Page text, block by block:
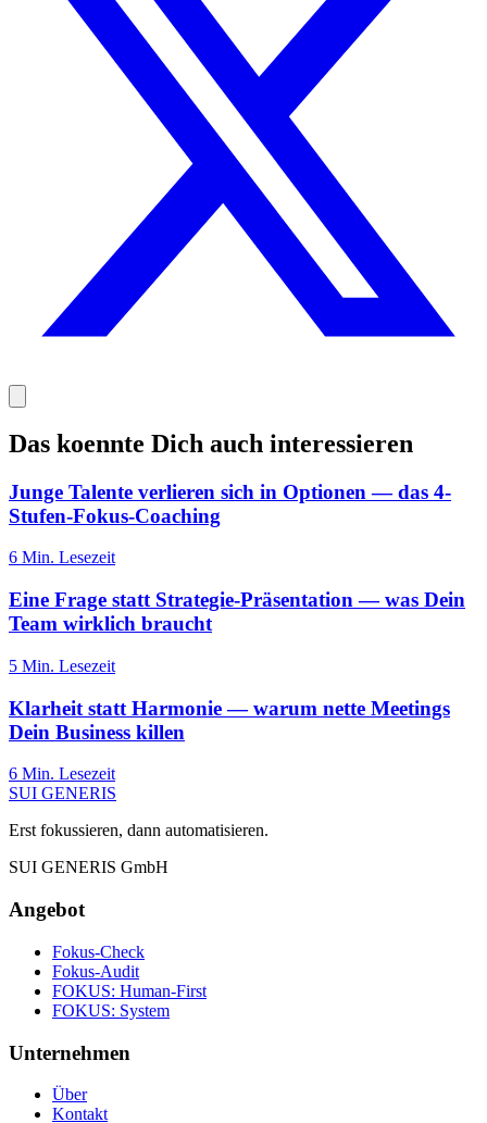
Das koennte Dich auch interessieren
Junge Talente verlieren sich in Optionen — das 4-
Stufen-Fokus-Coaching
6 Min. Lesezeit
Eine Frage statt Strategie-Präsentation — was Dein
Team wirklich braucht
5 Min. Lesezeit
Klarheit statt Harmonie — warum nette Meetings
Dein Business killen
6 Min. Lesezeit
SUI GENERIS
Erst fokussieren, dann automatisieren.
SUI GENERIS GmbH
Angebot
Fokus-Check
Fokus-Audit
FOKUS: Human-First
FOKUS: System
Unternehmen
Über
Kontakt